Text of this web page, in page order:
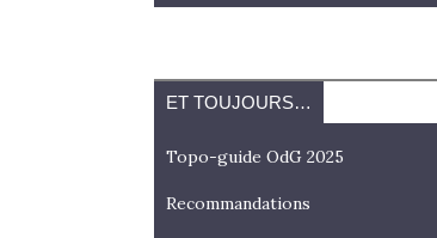
ET TOUJOURS…
Topo-guide OdG 2025
Recommandations